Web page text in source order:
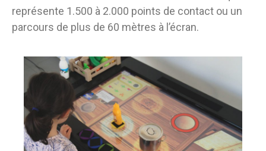
représente 1.500 à 2.000 points de contact ou un
parcours de plus de 60 mètres à l’écran.